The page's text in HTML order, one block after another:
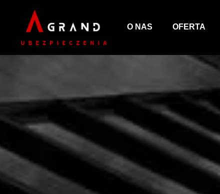
O NAS OFERTA